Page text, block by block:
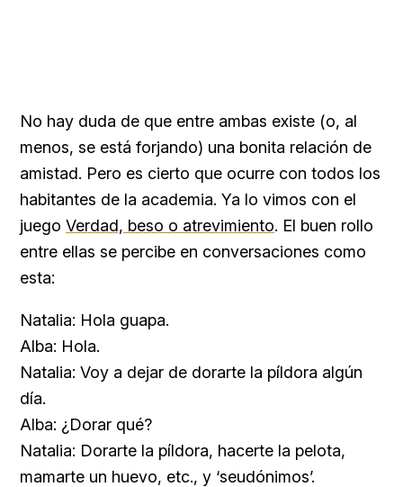
No hay duda de que entre ambas existe (o, al
menos, se está forjando) una bonita relación de
amistad. Pero es cierto que ocurre con todos los
habitantes de la academia. Ya lo vimos con el
juego Verdad, beso o atrevimiento. El buen rollo
entre ellas se percibe en conversaciones como
esta:
Natalia: Hola guapa.
Alba: Hola.
Natalia: Voy a dejar de dorarte la píldora algún
día.
Alba: ¿Dorar qué?
Natalia: Dorarte la píldora, hacerte la pelota,
mamarte un huevo, etc., y ‘seudónimos’.